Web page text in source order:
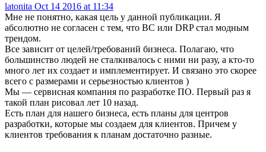
latonita Oct 14 2016 at 11:34
Мне не понятно, какая цель у данной публикации. Я
абсолютно не согласен с тем, что BC или DRP стал модным
трендом.
Все зависит от целей/требований бизнеса. Полагаю, что
большинство людей не сталкивалось с ними ни разу, а кто-то
много лет их создает и имплементирует. И связано это скорее
всего с размерами и серьезностью клиентов )
Мы — сервисная компания по разработке ПО. Первый раз я
такой план рисовал лет 10 назад.
Есть план для нашего бизнеса, есть планы для центров
разработки, которые мы создаем для клиентов. Причем у
клиентов требования к планам достаточно разные.